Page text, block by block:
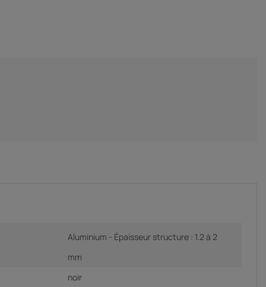
Aluminium - Épaisseur structure : 1.2 à 2
mm
noir